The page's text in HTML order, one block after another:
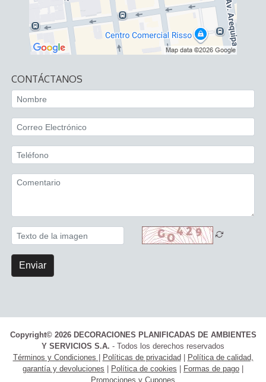
CONTÁCTANOS
Enviar
Copyright© 2026 DECORACIONES PLANIFICADAS DE AMBIENTES
Y SERVICIOS S.A. - Todos los derechos reservados
Términos y Condiciones
Políticas de privacidad
Política de calidad,
garantía y devoluciones
Política de cookies Formas de pago
Promociones y Cupones